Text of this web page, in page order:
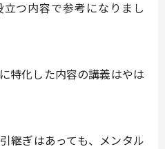
つ内容で参考になりまし
特化した内容の講義はやは
継ぎはあっても、メンタル